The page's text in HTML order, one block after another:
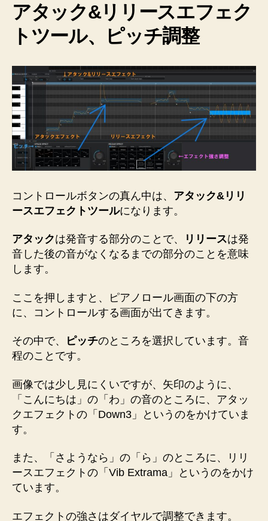
アタック&リリースエフェク
トツール、ピッチ調整
コントロールボタンの真ん中は、 アタック&リリ
ースエフェクトツールになります。
アタックは発音する部分のことで、 リリースは発
音した後の音がなくなるまでの部分のことを意味
します。
ここを押しますと、ピアノロール画面の下の方
に、コントロールする画面が出てきます。
その中で、 ピッチのところを選択しています。音
程のことです。
画像では少し見にくいですが、矢印のように、
「こんにちは」の「わ」の音のところに、アタッ
クエフェクトの「Down3」というのをかけていま
す。
また、「さようなら」の「ら」のところに、リリ
ースエフェクトの「Vib Extrama」というのをかけ
ています。
エフェクトの強さはダイヤルで調整できます。